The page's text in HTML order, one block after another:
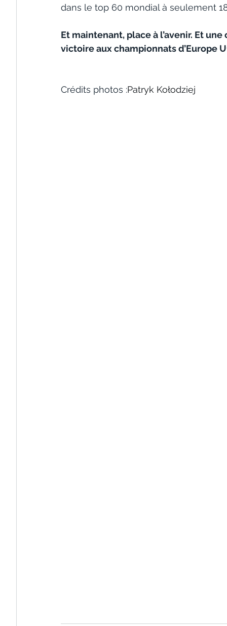
dans le top 60 mondial à seulement
Et maintenant, place à l’avenir. Et
victoire aux championnats d’Europe
Crédits photos :Patryk Kołodziej